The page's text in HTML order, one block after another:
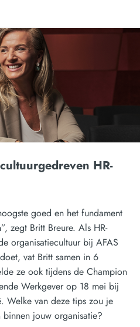
HR-
goed en het fundament
zegt Britt Breure. Als HR-
organisatiecultuur bij AFAS
vat Britt samen in 6
ze ook tijdens de Champion
Werkgever op 18 mei bij
Welke van deze tips zou je
binnen jouw organisatie?